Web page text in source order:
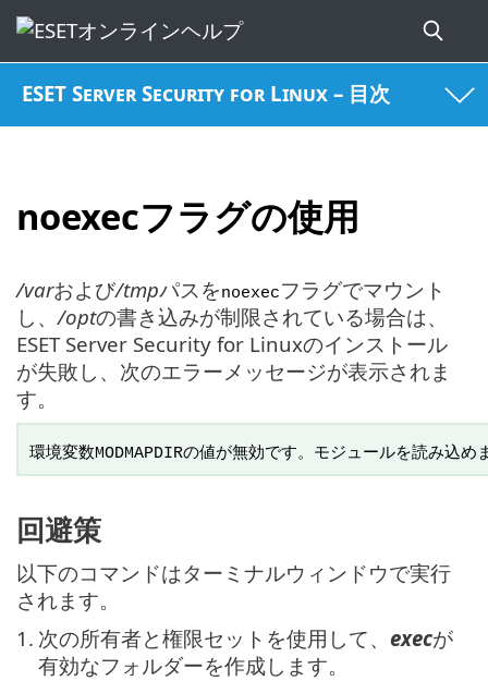
ESET Server Security for Linux – 目次
noexecフラグの使用
/varおよび/tmpパスをnoexecフラグでマウント
し、/optの書き込みが制限されている場合は、
ESET Server Security for Linuxのインストール
が失敗し、次のエラーメッセージが表示されま
す。
環境変数MODMAPDIRの値が無効です。モジュールを読み込め
回避策
以下のコマンドはターミナルウィンドウで実行
されます。
1. 次の所有者と権限セットを使用して、 execが
有効なフォルダーを作成します。